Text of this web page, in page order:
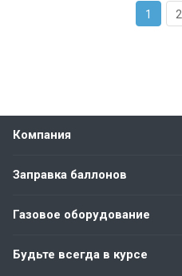
1 2
Компания
Заправка баллонов
Газовое оборудование
Будьте всегда в курсе